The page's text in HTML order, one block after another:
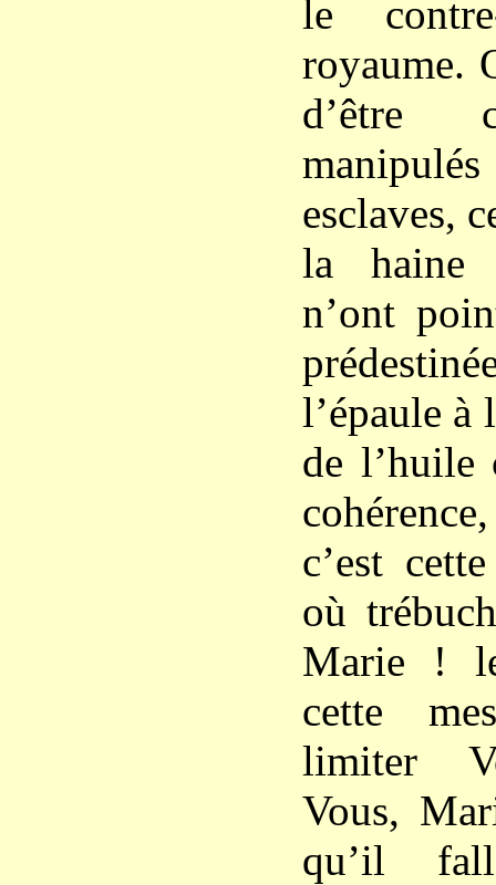
le
royaume.
d’être
esclaves,
la haine
n’ont
l’épaule à
de l’huile
c’est
où
Marie !
cette
limiter
Vous,
qu’il